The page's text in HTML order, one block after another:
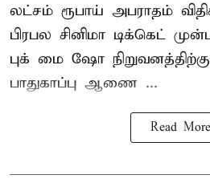
லட்சம் ரூபாய் அபராதம்
பிரபல சினிமா டிக்கெட்
புக் மை ஷோ
பாதுகாப்பு ஆணை ...
Read More